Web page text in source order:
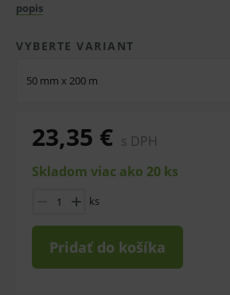
popis
VYBERTE VARIANT
50 mm x 200 m
23,35 € s DPH
Skladom viac ako 20 ks
ks
Pridať do košíka